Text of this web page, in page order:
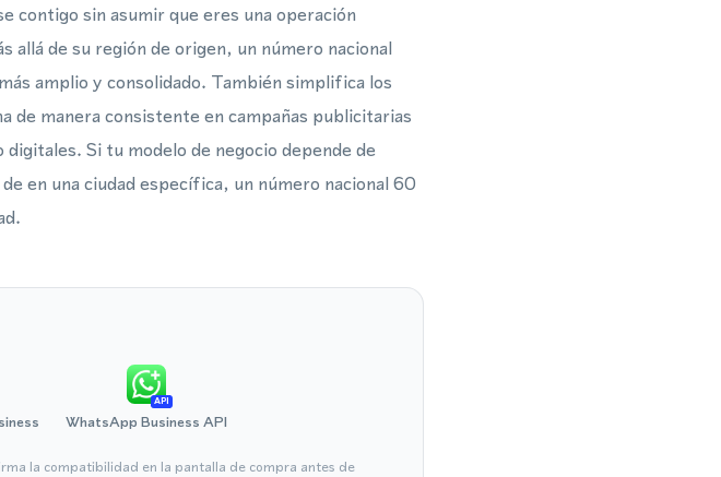
contigo sin asumir que eres una operación
allá de su región de origen, un número nacional
amplio y consolidado. También simplifica los
de manera consistente en campañas publicitarias
Si tu modelo de negocio depende de
en una ciudad específica, un número nacional 60
API
WhatsApp Business API
la compatibilidad en la pantalla de compra antes de